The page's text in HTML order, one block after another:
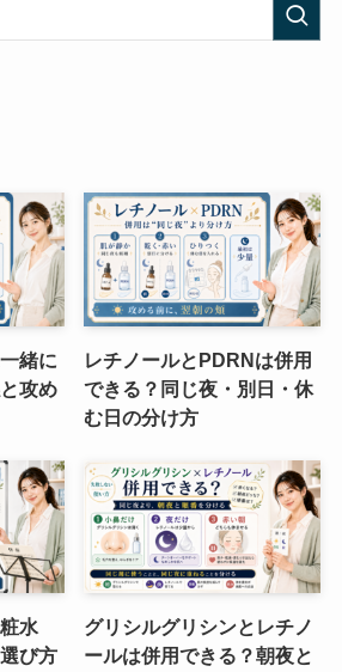
緒に
攻め
レチノールとPDRNは併用
できる？同じ夜・別日・休
む日の分け方
水
び方
グリシルグリシンとレチノ
ールは併用できる？朝夜と